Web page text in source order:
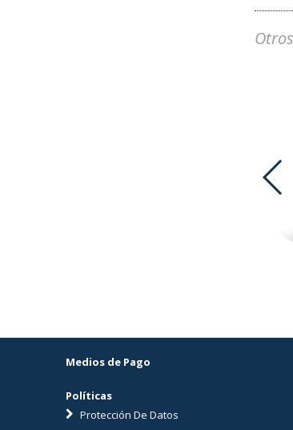
Medios de Pago
Políticas
Protección De Datos